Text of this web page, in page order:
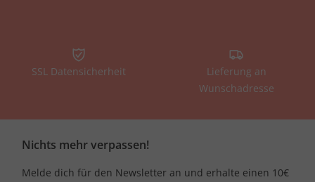
SSL Datensicherheit
Lieferung an
Wunschadresse
Nichts mehr verpassen!
Melde dich für den Newsletter an und erhalte einen 10€